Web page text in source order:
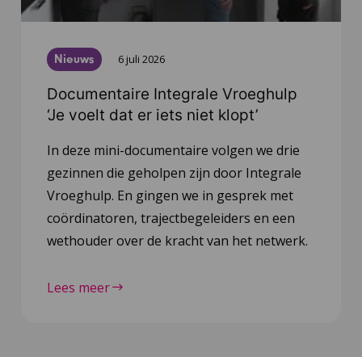
Nieuws 6 juli 2026
Documentaire Integrale Vroeghulp
‘Je voelt dat er iets niet klopt’
In deze mini-documentaire volgen we drie
gezinnen die geholpen zijn door Integrale
Vroeghulp. En gingen we in gesprek met
coördinatoren, trajectbegeleiders en een
wethouder over de kracht van het netwerk.
Lees meer